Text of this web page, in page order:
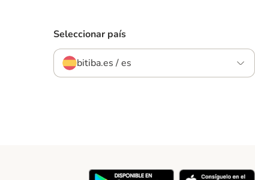
Seleccionar país
bitiba.es / es